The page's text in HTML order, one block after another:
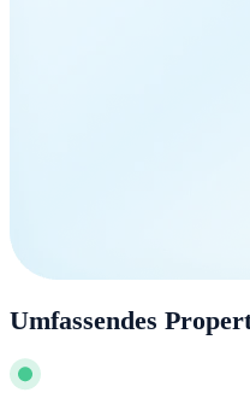
Umfassendes